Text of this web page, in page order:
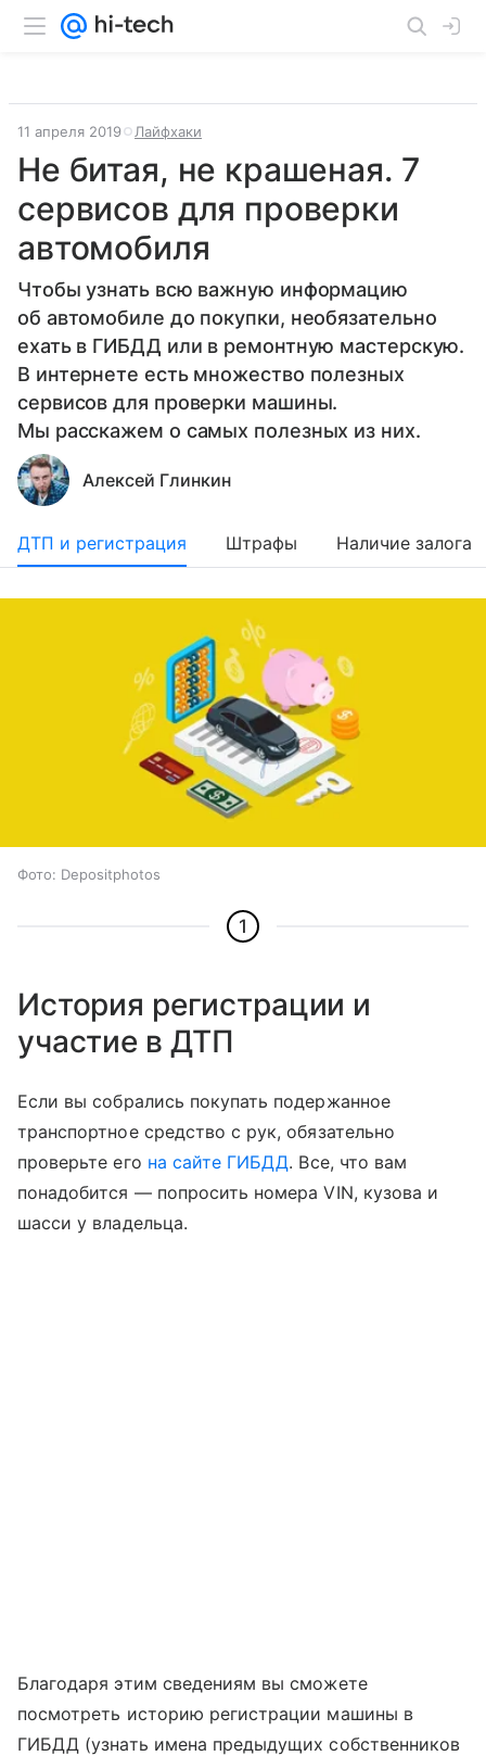
11 апреля 2019 Лайфхаки
Не битая, не крашеная. 7
сервисов для проверки
автомобиля
Чтобы узнать всю важную информацию
об автомобиле до покупки, необязательно
ехать в ГИБДД или в ремонтную мастерскую.
В интернете есть множество полезных
сервисов для проверки машины.
Мы расскажем о самых полезных из них.
Алексей Глинкин
ДТП и регистрация Штрафы Наличие залога
Фото: Depositphotos
1
История регистрации и
участие в ДТП
Если вы собрались покупать подержанное
транспортное средство с рук, обязательно
проверьте его на сайте ГИБДД. Все, что вам
понадобится — попросить номера VIN, кузова и
шасси у владельца.
Благодаря этим сведениям вы сможете
посмотреть историю регистрации машины в
ГИБДД (узнать имена предыдущих собственников